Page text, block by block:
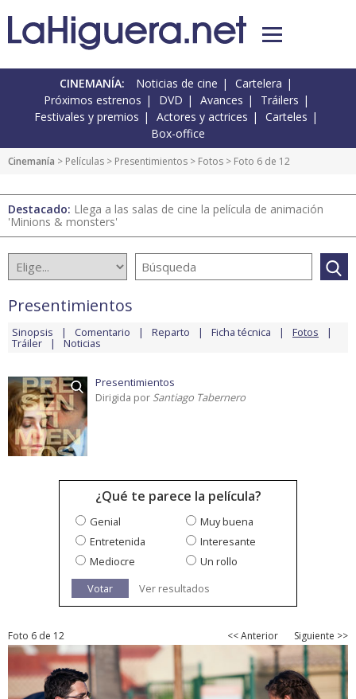
CINEMANÍA: Noticias de cine
Cartelera
Próximos estrenos
DVD Avances
Tráilers
Festivales y premios
Actores y actrices
Carteles
Box-office
Cinemanía > Películas > Presentimientos > Fotos > Foto 6 de 12
Destacado: Llega a las salas de cine la película de animación
'Minions & monsters'
Presentimientos
Sinopsis Comentario Reparto Ficha técnica Fotos
Tráiler Noticias
Presentimientos
Dirigida por Santiago Tabernero
¿Qué te parece la película?
Genial
Muy buena
Entretenida
Interesante
Mediocre
Un rollo
Votar
Ver resultados
Foto 6 de 12 << Anterior Siguiente >>